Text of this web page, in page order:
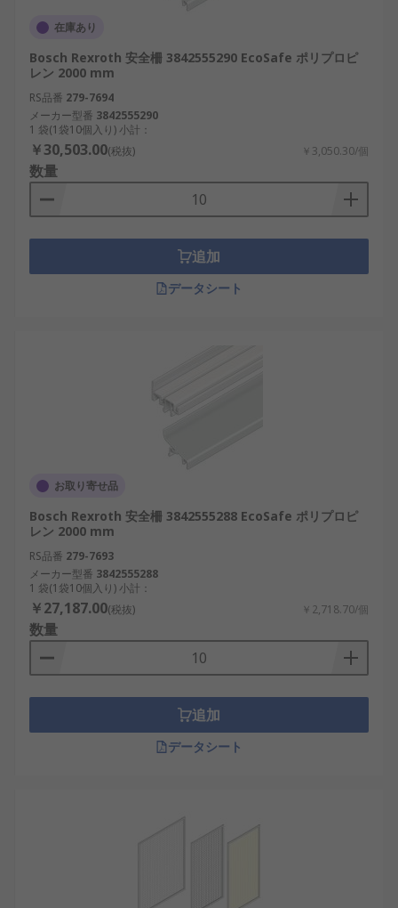
在庫あり
Bosch Rexroth 安全柵 3842555290 EcoSafe ポリプロピ
レン 2000 mm
RS品番 279-7694
メーカー型番 3842555290
1 袋(1袋10個入り) 小計：
￥30,503.00(税抜) ￥3,050.30/個
数量
追加
データシート
お取り寄せ品
Bosch Rexroth 安全柵 3842555288 EcoSafe ポリプロピ
レン 2000 mm
RS品番 279-7693
メーカー型番 3842555288
1 袋(1袋10個入り) 小計：
￥27,187.00(税抜) ￥2,718.70/個
数量
追加
データシート